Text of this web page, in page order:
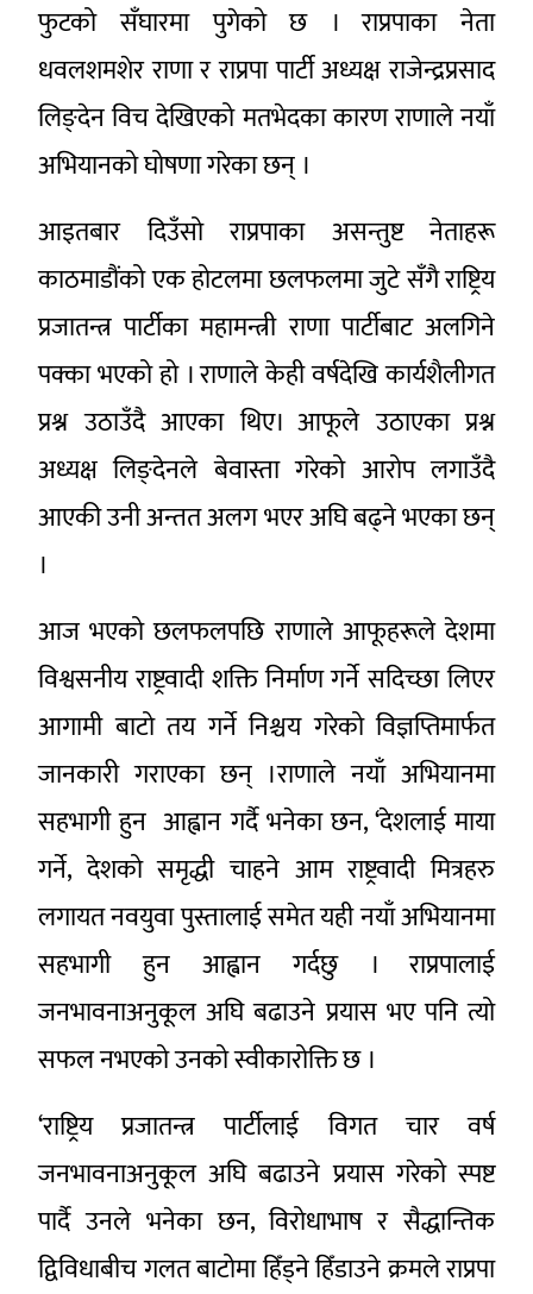
फुटको सँघारमा पुगेको छ । राप्रपाका नेता
धवलशमशेर राणा र राप्रपा पार्टी अध्यक्ष राजेन्द्रप्रसाद
लिङ्देन विच देखिएको मतभेदका कारण राणाले नयाँ
अभियानको घोषणा गरेका छन् ।
आइतबार दिउँसो राप्रपाका असन्तुष्ट नेताहरू
काठमाडौंको एक होटलमा छलफलमा जुटे सँगै राष्ट्रिय
प्रजातन्त्र पार्टीका महामन्त्री राणा पार्टीबाट अलगिने
पक्का भएको हो । राणाले केही वर्षदेखि कार्यशैलीगत
प्रश्न उठाउँदै आएका थिए। आफूले उठाएका प्रश्न
अध्यक्ष लिङ्देनले बेवास्ता गरेको आरोप लगाउँदै
आएकी उनी अन्तत अलग भएर अघि बढ्ने भएका छन्
।
आज भएको छलफलपछि राणाले आफूहरूले देशमा
विश्वसनीय राष्ट्रवादी शक्ति निर्माण गर्ने सदिच्छा लिएर
आगामी बाटो तय गर्ने निश्चय गरेको विज्ञप्तिमार्फत
जानकारी गराएका छन् ।राणाले नयाँ अभियानमा
सहभागी हुन आह्वान गर्दै भनेका छन, ‘देशलाई माया
गर्ने, देशको समृद्धी चाहने आम राष्ट्रवादी मित्रहरु
लगायत नवयुवा पुस्तालाई समेत यही नयाँ अभियानमा
सहभागी हुन आह्वान गर्दछु । राप्रपालाई
जनभावनाअनुकूल अघि बढाउने प्रयास भए पनि त्यो
सफल नभएको उनको स्वीकारोक्ति छ ।
‘राष्ट्रिय प्रजातन्त्र पार्टीलाई विगत चार वर्ष
जनभावनाअनुकूल अघि बढाउने प्रयास गरेको स्पष्ट
पार्दै उनले भनेका छन, विरोधाभाष र सैद्धान्तिक
द्विविधाबीच गलत बाटोमा हिँड्ने हिँडाउने क्रमले राप्रपा